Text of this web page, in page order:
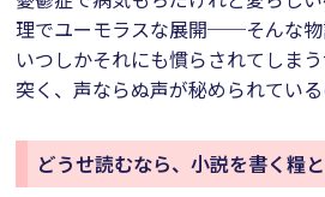
理でユーモラスな展開──そんな物
いつしかそれにも慣らされてしま
突く、声ならぬ声が秘められている
どうせ読むなら、小説を書く糧